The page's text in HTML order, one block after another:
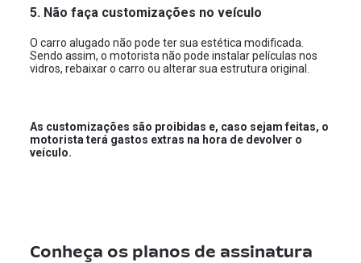
5. Não faça customizações no veículo
O carro alugado não pode ter sua estética modificada.
Sendo assim, o motorista não pode instalar películas nos
vidros, rebaixar o carro ou alterar sua estrutura original.
As customizações são proibidas e, caso sejam feitas, o
motorista terá gastos extras na hora de devolver o
veículo.
Conheça os planos de assinatura